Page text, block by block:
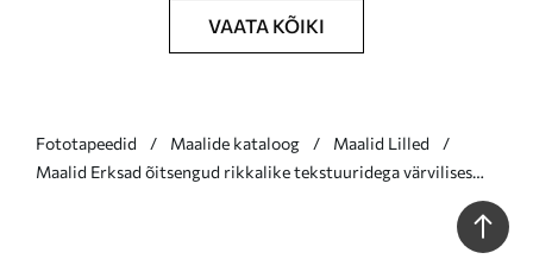
VAATA KÕIKI
Fototapeedid Maalide kataloog
Maalid Lilled
Maalid Erksad õitsengud rikkalike tekstuuridega värvilises